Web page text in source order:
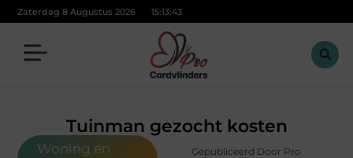
Zaterdag 8 Augustus 2026 15:13:44
Tuinman gezocht kosten
Woning en
Gepubliceerd Door Pro